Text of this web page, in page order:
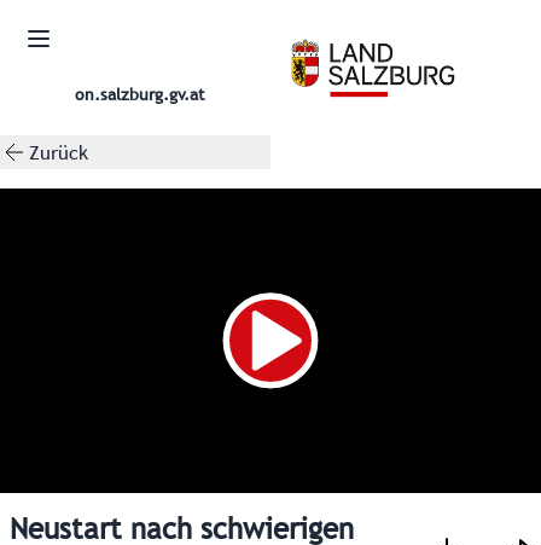
on.salzburg.gv.at
Zurück
Neustart nach schwierigen